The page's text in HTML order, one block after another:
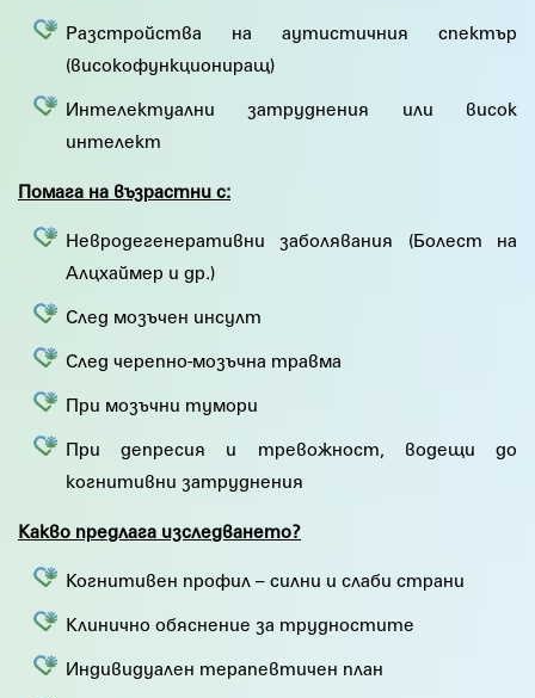
Разстройства на аутистичния спектър
(високофункциониращ)
Интелектуални затруднения или висок
интелект
Помага на възрастни с:
Невродегенеративни заболявания (Болест на
Алцхаймер и др.)
След мозъчен инсулт
След черепно-мозъчна травма
При мозъчни тумори
При депресия и тревожност, водещи до
когнитивни затруднения
Какво предлага изследването?
Когнитивен профил – силни и слаби страни
Клинично обяснение за трудностите
Индивидуален терапевтичен план